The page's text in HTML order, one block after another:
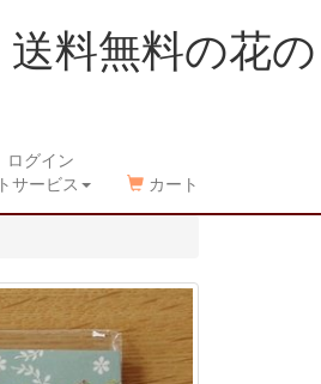
料無料の花の
ログイン
サービス
カート